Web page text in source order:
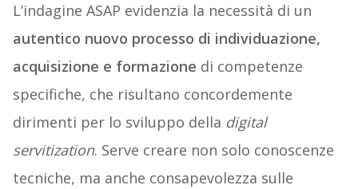
L’indagine ASAP evidenzia la necessità di un
autentico nuovo processo di individuazione,
acquisizione e formazione di competenze
specifiche, che risultano concordemente
dirimenti per lo sviluppo della digital
servitization. Serve creare non solo conoscenze
tecniche, ma anche consapevolezza sulle